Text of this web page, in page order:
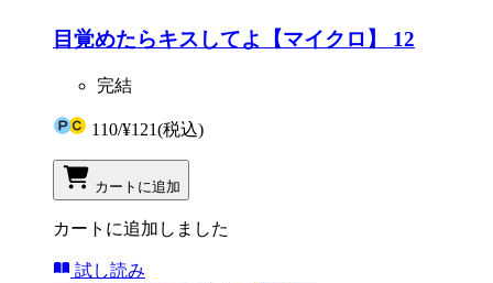
目覚めたらキスしてよ【マイクロ】 12
完結
110/¥121(税込)
カートに追加
カートに追加しました
試し読み